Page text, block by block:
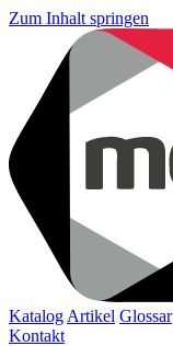
Zum Inhalt springen
Katalog Artikel Glossar
Kontakt